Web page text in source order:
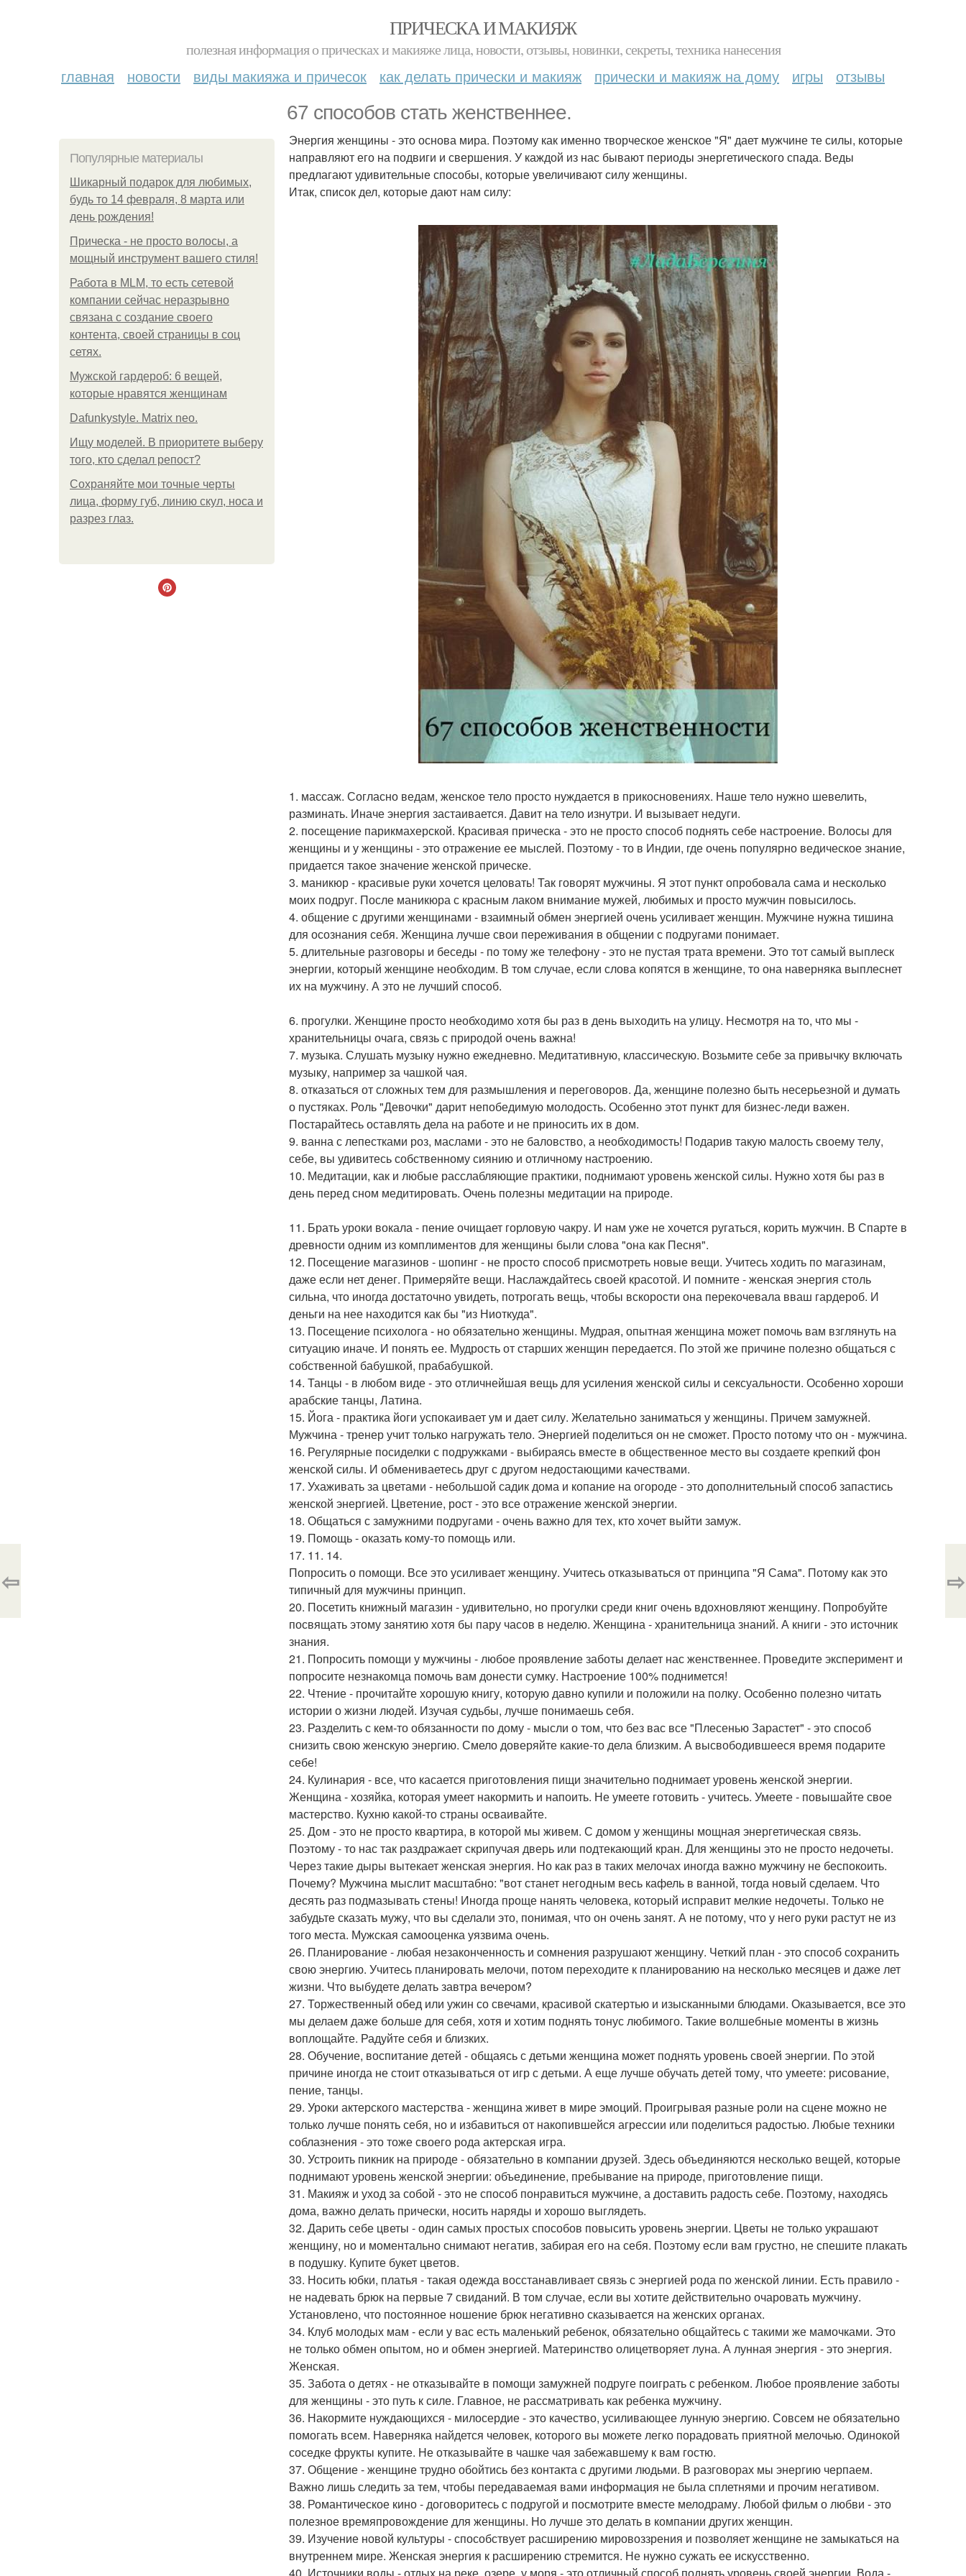
ПРИЧЕСКА И МАКИЯЖ
полезная информация о прическах и макияже лица, новости, отзывы, новинки, секреты, техника нанесения
главная новости виды макияжа и причесок как делать прически и макияж прически и макияж на дому игры отзывы
67 способов стать женственнее.
Популярные материалы
Шикарный подарок для любимых,
будь то 14 февраля, 8 марта или
день рождения!
Прическа - не просто волосы, а
мощный инструмент вашего стиля!
Работа в MLM, то есть сетевой
компании сейчас неразрывно
связана с создание своего
контента, своей страницы в соц
сетях.
Мужской гардероб: 6 вещей,
которые нравятся женщинам
Dafunkystyle. Matrix neo.
Ищу моделей. В приоритете выберу
того, кто сделал репост?
Сохраняйте мои точные черты
лица, форму губ, линию скул, носа и
разрез глаз.
Энергия женщины - это основа мира. Поэтому как именно творческое женское "Я" дает мужчине те силы, которые
направляют его на подвиги и свершения. У каждой из нас бывают периоды энергетического спада. Веды
предлагают удивительные способы, которые увеличивают силу женщины.
Итак, список дел, которые дают нам силу:
1. массаж. Согласно ведам, женское тело просто нуждается в прикосновениях. Наше тело нужно шевелить,
разминать. Иначе энергия застаивается. Давит на тело изнутри. И вызывает недуги.
2. посещение парикмахерской. Красивая прическа - это не просто способ поднять себе настроение. Волосы для
женщины и у женщины - это отражение ее мыслей. Поэтому - то в Индии, где очень популярно ведическое знание,
придается такое значение женской прическе.
3. маникюр - красивые руки хочется целовать! Так говорят мужчины. Я этот пункт опробовала сама и несколько
моих подруг. После маникюра с красным лаком внимание мужей, любимых и просто мужчин повысилось.
4. общение с другими женщинами - взаимный обмен энергией очень усиливает женщин. Мужчине нужна тишина
для осознания себя. Женщина лучше свои переживания в общении с подругами понимает.
5. длительные разговоры и беседы - по тому же телефону - это не пустая трата времени. Это тот самый выплеск
энергии, который женщине необходим. В том случае, если слова копятся в женщине, то она наверняка выплеснет
их на мужчину. А это не лучший способ.
6. прогулки. Женщине просто необходимо хотя бы раз в день выходить на улицу. Несмотря на то, что мы -
хранительницы очага, связь с природой очень важна!
7. музыка. Слушать музыку нужно ежедневно. Медитативную, классическую. Возьмите себе за привычку включать
музыку, например за чашкой чая.
8. отказаться от сложных тем для размышления и переговоров. Да, женщине полезно быть несерьезной и думать
о пустяках. Роль "Девочки" дарит непобедимую молодость. Особенно этот пункт для бизнес-леди важен.
Постарайтесь оставлять дела на работе и не приносить их в дом.
9. ванна с лепестками роз, маслами - это не баловство, а необходимость! Подарив такую малость своему телу,
себе, вы удивитесь собственному сиянию и отличному настроению.
10. Медитации, как и любые расслабляющие практики, поднимают уровень женской силы. Нужно хотя бы раз в
день перед сном медитировать. Очень полезны медитации на природе.
11. Брать уроки вокала - пение очищает горловую чакру. И нам уже не хочется ругаться, корить мужчин. В Спарте в
древности одним из комплиментов для женщины были слова "она как Песня".
12. Посещение магазинов - шопинг - не просто способ присмотреть новые вещи. Учитесь ходить по магазинам,
даже если нет денег. Примеряйте вещи. Наслаждайтесь своей красотой. И помните - женская энергия столь
сильна, что иногда достаточно увидеть, потрогать вещь, чтобы вскорости она перекочевала вваш гардероб. И
деньги на нее находится как бы "из Ниоткуда".
13. Посещение психолога - но обязательно женщины. Мудрая, опытная женщина может помочь вам взглянуть на
ситуацию иначе. И понять ее. Мудрость от старших женщин передается. По этой же причине полезно общаться с
собственной бабушкой, прабабушкой.
14. Танцы - в любом виде - это отличнейшая вещь для усиления женской силы и сексуальности. Особенно хороши
арабские танцы, Латина.
15. Йога - практика йоги успокаивает ум и дает силу. Желательно заниматься у женщины. Причем замужней.
Мужчина - тренер учит только нагружать тело. Энергией поделиться он не сможет. Просто потому что он - мужчина.
16. Регулярные посиделки с подружками - выбираясь вместе в общественное место вы создаете крепкий фон
женской силы. И обмениваетесь друг с другом недостающими качествами.
17. Ухаживать за цветами - небольшой садик дома и копание на огороде - это дополнительный способ запастись
женской энергией. Цветение, рост - это все отражение женской энергии.
18. Общаться с замужними подругами - очень важно для тех, кто хочет выйти замуж.
19. Помощь - оказать кому-то помощь или.
17. 11. 14.
Попросить о помощи. Все это усиливает женщину. Учитесь отказываться от принципа "Я Сама". Потому как это
типичный для мужчины принцип.
20. Посетить книжный магазин - удивительно, но прогулки среди книг очень вдохновляют женщину. Попробуйте
посвящать этому занятию хотя бы пару часов в неделю. Женщина - хранительница знаний. А книги - это источник
знания.
21. Попросить помощи у мужчины - любое проявление заботы делает нас женственнее. Проведите эксперимент и
попросите незнакомца помочь вам донести сумку. Настроение 100% поднимется!
22. Чтение - прочитайте хорошую книгу, которую давно купили и положили на полку. Особенно полезно читать
истории о жизни людей. Изучая судьбы, лучше понимаешь себя.
23. Разделить с кем-то обязанности по дому - мысли о том, что без вас все "Плесенью Зарастет" - это способ
снизить свою женскую энергию. Смело доверяйте какие-то дела близким. А высвободившееся время подарите
себе!
24. Кулинария - все, что касается приготовления пищи значительно поднимает уровень женской энергии.
Женщина - хозяйка, которая умеет накормить и напоить. Не умеете готовить - учитесь. Умеете - повышайте свое
мастерство. Кухню какой-то страны осваивайте.
25. Дом - это не просто квартира, в которой мы живем. С домом у женщины мощная энергетическая связь.
Поэтому - то нас так раздражает скрипучая дверь или подтекающий кран. Для женщины это не просто недочеты.
Через такие дыры вытекает женская энергия. Но как раз в таких мелочах иногда важно мужчину не беспокоить.
Почему? Мужчина мыслит масштабно: "вот станет негодным весь кафель в ванной, тогда новый сделаем. Что
десять раз подмазывать стены! Иногда проще нанять человека, который исправит мелкие недочеты. Только не
забудьте сказать мужу, что вы сделали это, понимая, что он очень занят. А не потому, что у него руки растут не из
того места. Мужская самооценка уязвима очень.
26. Планирование - любая незаконченность и сомнения разрушают женщину. Четкий план - это способ сохранить
свою энергию. Учитесь планировать мелочи, потом переходите к планированию на несколько месяцев и даже лет
жизни. Что выбудете делать завтра вечером?
27. Торжественный обед или ужин со свечами, красивой скатертью и изысканными блюдами. Оказывается, все это
мы делаем даже больше для себя, хотя и хотим поднять тонус любимого. Такие волшебные моменты в жизнь
воплощайте. Радуйте себя и близких.
28. Обучение, воспитание детей - общаясь с детьми женщина может поднять уровень своей энергии. По этой
причине иногда не стоит отказываться от игр с детьми. А еще лучше обучать детей тому, что умеете: рисование,
пение, танцы.
29. Уроки актерского мастерства - женщина живет в мире эмоций. Проигрывая разные роли на сцене можно не
только лучше понять себя, но и избавиться от накопившейся агрессии или поделиться радостью. Любые техники
соблазнения - это тоже своего рода актерская игра.
30. Устроить пикник на природе - обязательно в компании друзей. Здесь объединяются несколько вещей, которые
поднимают уровень женской энергии: объединение, пребывание на природе, приготовление пищи.
31. Макияж и уход за собой - это не способ понравиться мужчине, а доставить радость себе. Поэтому, находясь
дома, важно делать прически, носить наряды и хорошо выглядеть.
32. Дарить себе цветы - один самых простых способов повысить уровень энергии. Цветы не только украшают
женщину, но и моментально снимают негатив, забирая его на себя. Поэтому если вам грустно, не спешите плакать
в подушку. Купите букет цветов.
33. Носить юбки, платья - такая одежда восстанавливает связь с энергией рода по женской линии. Есть правило -
не надевать брюк на первые 7 свиданий. В том случае, если вы хотите действительно очаровать мужчину.
Установлено, что постоянное ношение брюк негативно сказывается на женских органах.
34. Клуб молодых мам - если у вас есть маленький ребенок, обязательно общайтесь с такими же мамочками. Это
не только обмен опытом, но и обмен энергией. Материнство олицетворяет луна. А лунная энергия - это энергия.
Женская.
35. Забота о детях - не отказывайте в помощи замужней подруге поиграть с ребенком. Любое проявление заботы
для женщины - это путь к силе. Главное, не рассматривать как ребенка мужчину.
36. Накормите нуждающихся - милосердие - это качество, усиливающее лунную энергию. Совсем не обязательно
помогать всем. Наверняка найдется человек, которого вы можете легко порадовать приятной мелочью. Одинокой
соседке фрукты купите. Не отказывайте в чашке чая забежавшему к вам гостю.
37. Общение - женщине трудно обойтись без контакта с другими людьми. В разговорах мы энергию черпаем.
Важно лишь следить за тем, чтобы передаваемая вами информация не была сплетнями и прочим негативом.
38. Романтическое кино - договоритесь с подругой и посмотрите вместе мелодраму. Любой фильм о любви - это
полезное времяпровождение для женщины. Но лучше это делать в компании других женщин.
39. Изучение новой культуры - способствует расширению мировоззрения и позволяет женщине не замыкаться на
внутреннем мире. Женская энергия к расширению стремится. Не нужно сужать ее искусственно.
⇦ ⇨